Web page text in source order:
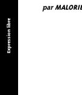
Expression libre
par